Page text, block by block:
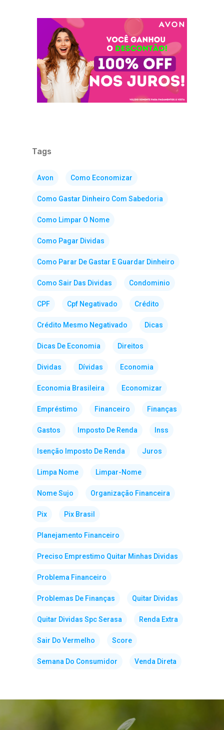
Tags
Avon Como Economizar
Como Gastar Dinheiro Com Sabedoria
Como Limpar O Nome
Como Pagar Dividas
Como Parar De Gastar E Guardar Dinheiro
Como Sair Das Dividas Condominio
CPF Cpf Negativado Crédito
Crédito Mesmo Negativado Dicas
Dicas De Economia Direitos
Dividas Dívidas Economia
Economia Brasileira Economizar
Empréstimo Financeiro Finanças
Gastos Imposto De Renda Inss
Isenção Imposto De Renda Juros
Limpa Nome Limpar-Nome
Nome Sujo Organização Financeira
Pix Pix Brasil
Planejamento Financeiro
Preciso Emprestimo Quitar Minhas Dividas
Problema Financeiro
Problemas De Finanças Quitar Dividas
Quitar Dividas Spc Serasa Renda Extra
Sair Do Vermelho Score
Semana Do Consumidor Venda Direta